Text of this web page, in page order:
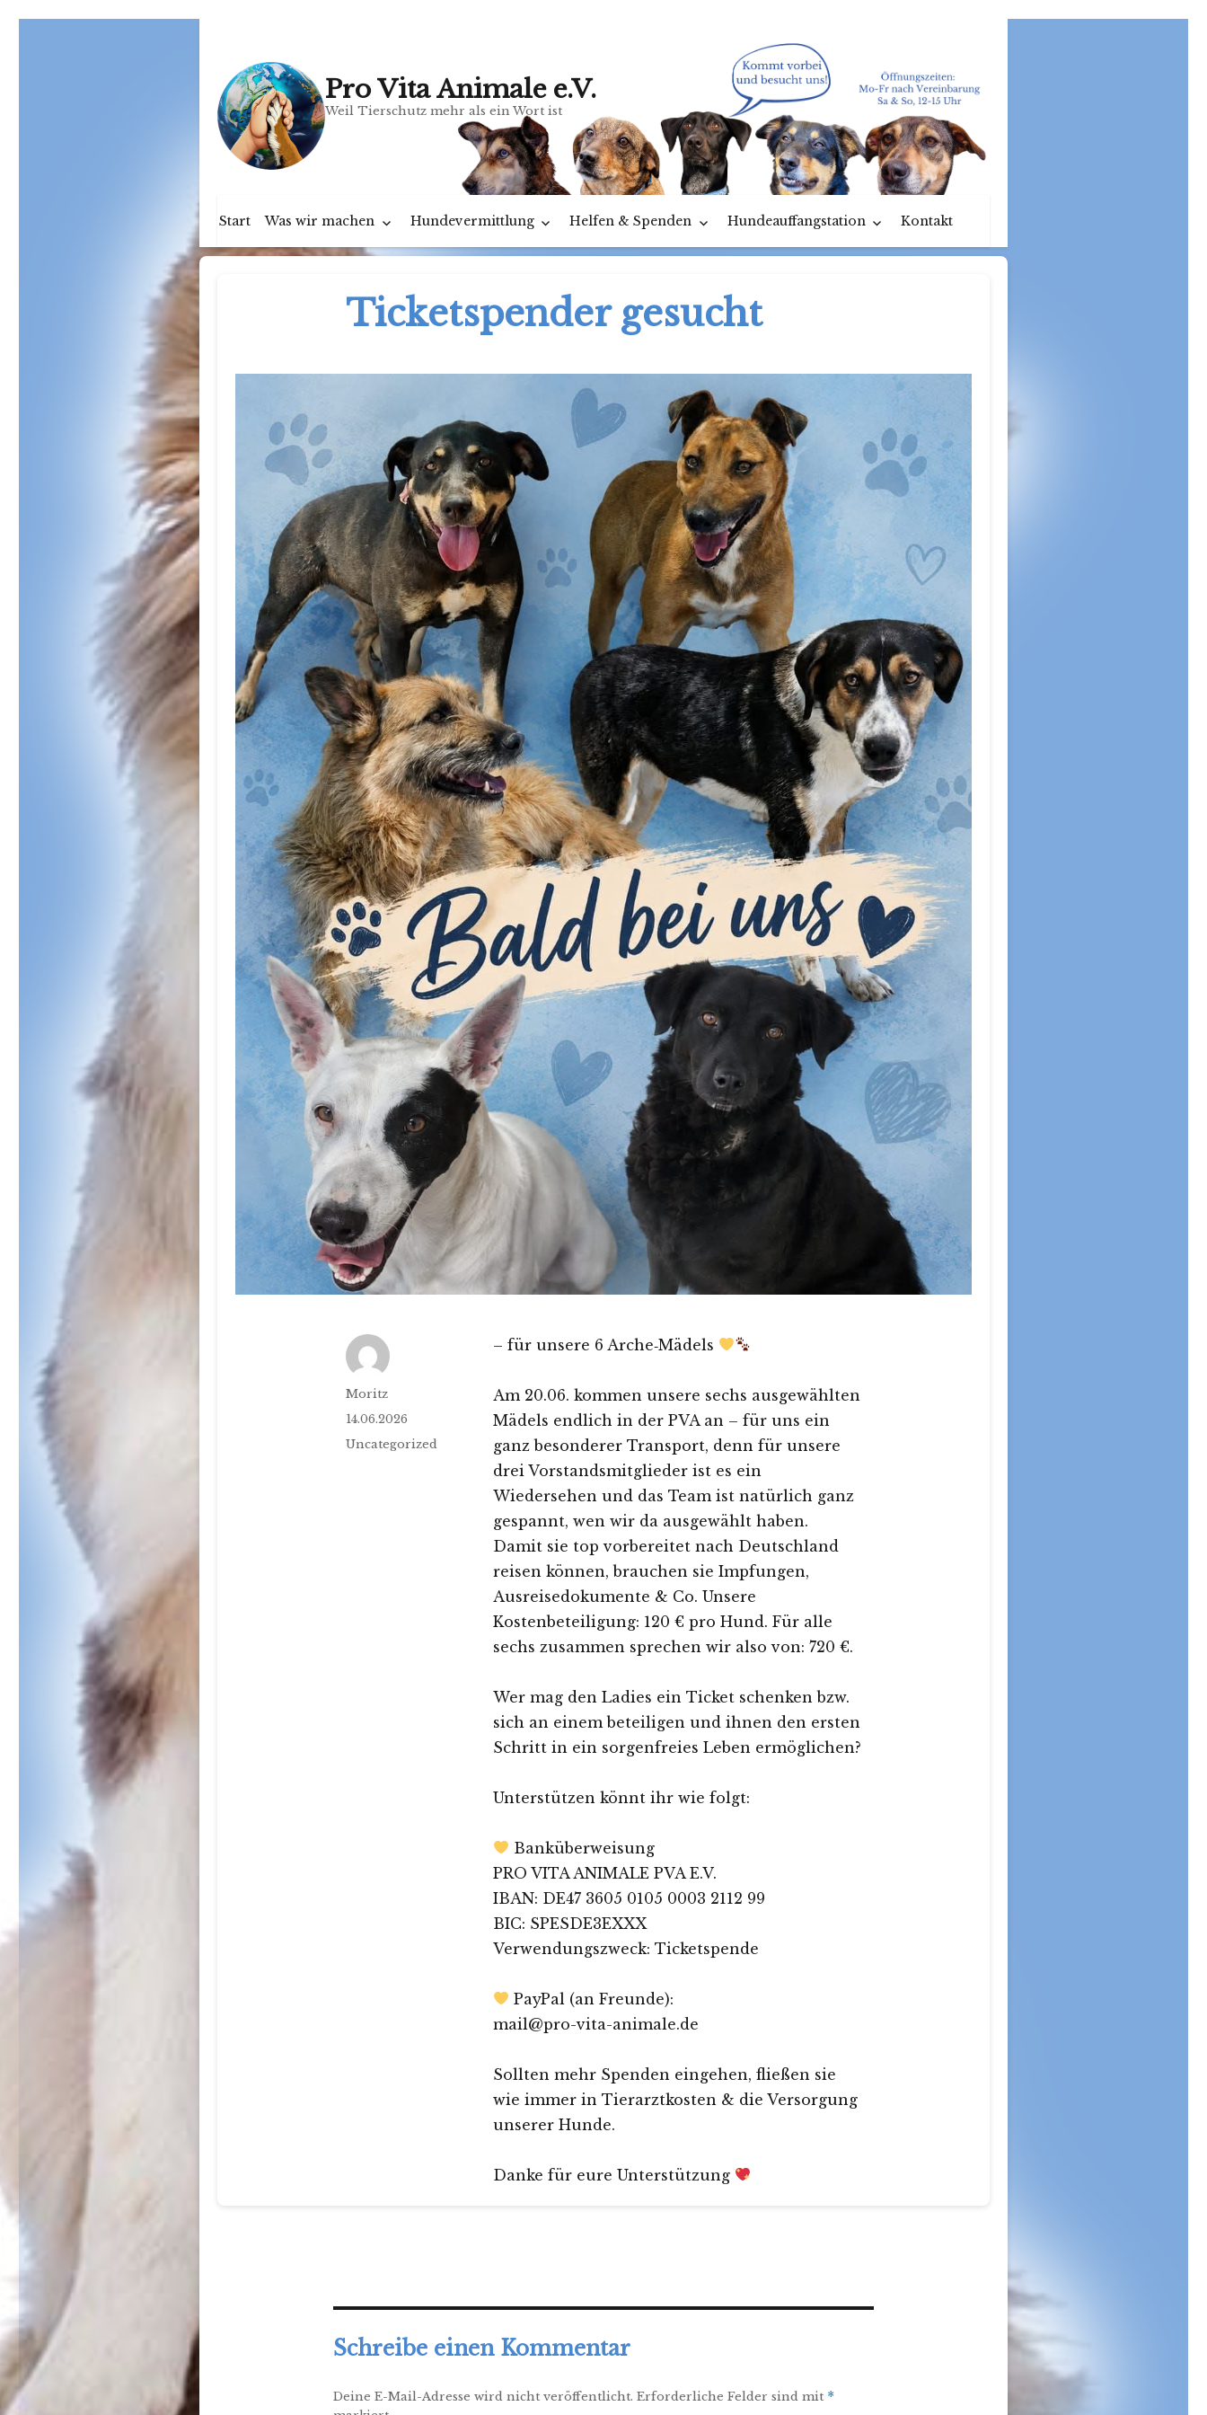
Pro Vita Animale e.V.
Weil Tierschutz mehr als ein Wort ist
Start Was wir machen Hundevermittlung Helfen & Spenden Hundeauffangstation Kontakt
Ticketspender gesucht
– für unsere 6 Arche‑Mädels
Am 20.06. kommen unsere sechs ausgewählten
Mädels endlich in der PVA an – für uns ein
ganz besonderer Transport, denn für unsere
drei Vorstandsmitglieder ist es ein
Wiedersehen und das Team ist natürlich ganz
gespannt, wen wir da ausgewählt haben.
Damit sie top vorbereitet nach Deutschland
reisen können, brauchen sie Impfungen,
Ausreisedokumente & Co. Unsere
Kostenbeteiligung: 120 € pro Hund. Für alle
sechs zusammen sprechen wir also von: 720 €.
Wer mag den Ladies ein Ticket schenken bzw.
sich an einem beteiligen und ihnen den ersten
Schritt in ein sorgenfreies Leben ermöglichen?
Unterstützen könnt ihr wie folgt:
Banküberweisung
PRO VITA ANIMALE PVA E.V.
IBAN: DE47 3605 0105 0003 2112 99
BIC: SPESDE3EXXX
Verwendungszweck: Ticketspende
PayPal (an Freunde):
mail@pro-vita-animale.de
Sollten mehr Spenden eingehen, fließen sie
wie immer in Tierarztkosten & die Versorgung
unserer Hunde.
Danke für eure Unterstützung
Autor
Moritz
Veröffentlicht
am
14.06.2026
Kategorien
Uncategorized
Schreibe einen Kommentar
Deine E-Mail-Adresse wird nicht veröffentlicht. Erforderliche Felder sind mit *